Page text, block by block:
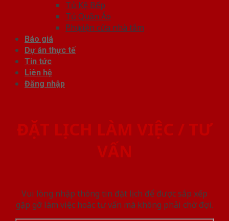
Tủ Kệ Bếp
Tủ Quần Áo
Phụ kiện cửa nhà tắm
Báo giá
Dự án thực tế
Tin tức
Liên hệ
Đăng nhập
ĐẶT LỊCH LÀM VIỆC / TƯ
VẤN
Vui lòng nhập thông tin đặt lịch để được sắp xếp
gặp gỡ làm việc hoăc tư vấn mà không phải chờ đợi.